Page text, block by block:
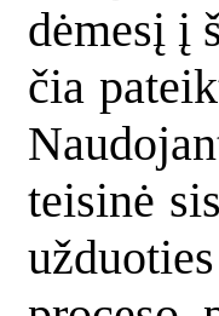
dėmesį į
čia
teisinė